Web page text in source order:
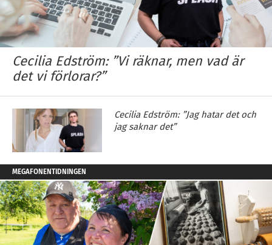
Cecilia Edström: ”Vi räknar, men vad är
det vi förlorar?”
Cecilia Edström: ”Jag hatar det och
jag saknar det”
MEGAFONENTIDNINGEN